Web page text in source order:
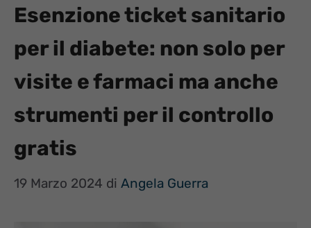
Esenzione ticket sanitario
per il diabete: non solo per
visite e farmaci ma anche
strumenti per il controllo
gratis
19 Marzo 2024 di Angela Guerra